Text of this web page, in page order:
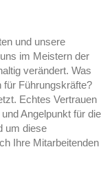
und unsere
im Meistern der
verändert. Was
für Führungskräfte?
Echtes Vertrauen
Angelpunkt für die
um diese
Ihre Mitarbeitenden